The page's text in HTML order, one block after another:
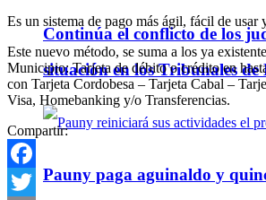
Continúa el conflicto de los
situación en los Tribunales de
Pauny paga aguinaldo y
Es un sistema de pago más ágil, fácil de usar
Este nuevo método, se suma a los ya
Municipio: Tarjeta de débito o crédito en
con Tarjeta Cordobesa – Tarjeta Cabal –
Visa, Homebanking y/o Transferencias.
Compartir:
Facebook